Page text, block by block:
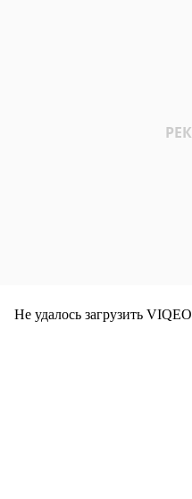
Не удалось загрузить VIQEO